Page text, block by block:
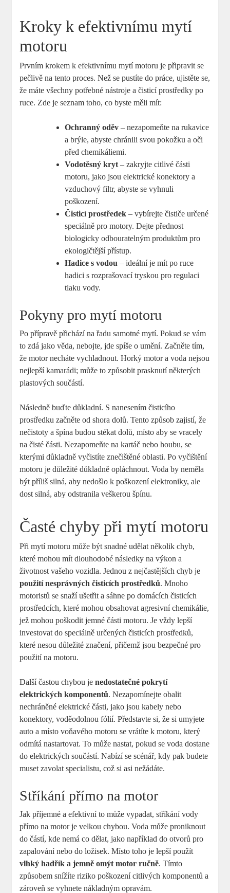
Kroky⁢ k efektivnímu mytí
motoru
Prvním⁣ krokem k ⁢efektivnímu mytí motoru ⁣je připravit ⁤se
pečlivě⁢ na tento proces. Než⁣ se pustíte do práce, ujistěte se,
že máte ‍všechny potřebné ⁤nástroje​ a⁢ čisticí prostředky po‍
ruce. Zde je seznam‌ toho, ⁣co byste měli mít:
Ochranný oděv ‍– nezapomeňte ⁤na ⁣rukavice
a brýle, ⁣abyste chránili svou ⁤pokožku a oči⁣
před chemikáliemi.
Vodotěsný kryt – zakryjte citlivé části
motoru,‌ jako jsou⁣ elektrické konektory a
vzduchový filtr, ‌abyste se ‌vyhnuli
poškození.
Čisticí prostředek – ⁣vybírejte čističe určené
speciálně pro​ motory. Dejte přednost‍
biologicky odbouratelným produktům⁣ pro
ekologičtější přístup.
Hadice s vodou – ⁢ideální je mít⁣ po⁣ ruce
‌hadici s rozprašovací⁣ tryskou pro regulaci
tlaku ⁣vody.
Pokyny pro mytí⁢ motoru
Po ⁤přípravě přichází na řadu samotné mytí.​ Pokud se ⁢vám⁣
to ‍zdá jako věda, nebojte, jde ​spíše o umění. Začněte tím,
⁢že motor necháte vychladnout.‍ Horký​ motor ​a voda nejsou
nejlepší kamarádi; může⁣ to způsobit prasknutí některých
plastových součástí.
Následně buďte důkladní.‍ S nanesením čisticího⁢
prostředku⁣ začněte od shora ​dolů. Tento‍ způsob zajistí, ⁣že⁣
nečistoty⁣ a špína budou stékat dolů,⁢ místo aby se vracely
na ‍čisté ‌části. Nezapomeňte na kartáč⁣ nebo houbu, se
⁢kterými důkladně vyčistíte znečištěné oblasti.‍ Po vyčištění
motoru je důležité důkladně opláchnout. Voda ‍by ‌neměla
být‍ příliš⁢ silná,​ aby nedošlo k poškození elektroniky, ale
dost silná, aby odstranila veškerou špínu.
Časté⁣ chyby při ⁣mytí motoru
Při mytí motoru může být snadné udělat⁣ několik chyb,
které mohou mít ​dlouhodobé následky na výkon⁣ a
životnost vašeho vozidla. Jednou​ z nejčastějších ‍chyb je
použití nesprávných čisticích prostředků. Mnoho
motoristů se snaží ušetřit ⁣a sáhne⁢ po‍ domácích čisticích
prostředcích,⁣ které mohou obsahovat agresivní ‍chemikálie,⁤
jež mohou‍ poškodit jemné části ‌motoru. Je⁢ vždy lepší
investovat do speciálně určených čisticích prostředků,
které ‌nesou důležité značení, přičemž jsou bezpečné‍ pro
⁣použití na⁤ motoru.
Další⁢ častou chybou jenedostatečné ⁣pokrytí
elektrických komponentů. Nezapomínejte obalit
nechráněné ⁢elektrické části, jako jsou kabely nebo
konektory, ‍voděodolnou fólií. ⁣Představte si, ⁤že si umyjete
auto⁣ a místo voňavého‌ motoru se vrátíte k motoru, který
odmítá nastartovat.‌ To může⁢ nastat, pokud ​se voda dostane
do elektrických součástí. Nabízí ⁣se ⁣scénář, kdy pak budete
muset zavolat specialistu, což si​ asi nežádáte.
Stříkání ⁤přímo⁢ na motor
Jak⁢ příjemné a ⁣efektivní to⁢ může vypadat, stříkání ⁢vody
přímo‌ na motor‍ je velkou ​chybou. Voda může proniknout⁢
do částí, kde nemá co dělat, jako ⁣například⁣ do otvorů pro
zapalování nebo‌ do​ ložisek. Místo ⁢toho je lepší použít ⁤
vlhký hadřík a jemně omýt motor ručně. Tímto
způsobem snížíte riziko poškození ⁤citlivých komponentů ⁢a
‍zároveň se vyhnete nákladným⁣ opravám.